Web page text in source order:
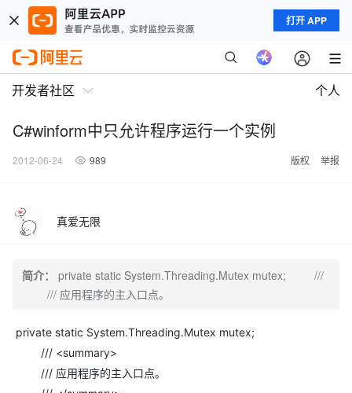
打开 APP
开发者社区 个人
C#winform中只允许程序运行一个实例
2012-06-24 989 版权 举报
真爱无限
简介：
private static System.Threading.Mutex mutex; ///
/// 应用程序的主入口点。
private static System.Threading.Mutex mutex;
/// <summary>
/// 应用程序的主入口点。